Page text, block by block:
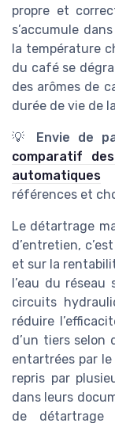
propre et
s’accumule
la température
du café se
des arômes de
durée de vie de
💡 Envie de
comparatif
automatiques
références et
Le détartrage
d’entretien,
et sur la
l’eau du réseau
circuits
réduire
d’un tiers selon
entartrées par le
repris par
dans leurs
de